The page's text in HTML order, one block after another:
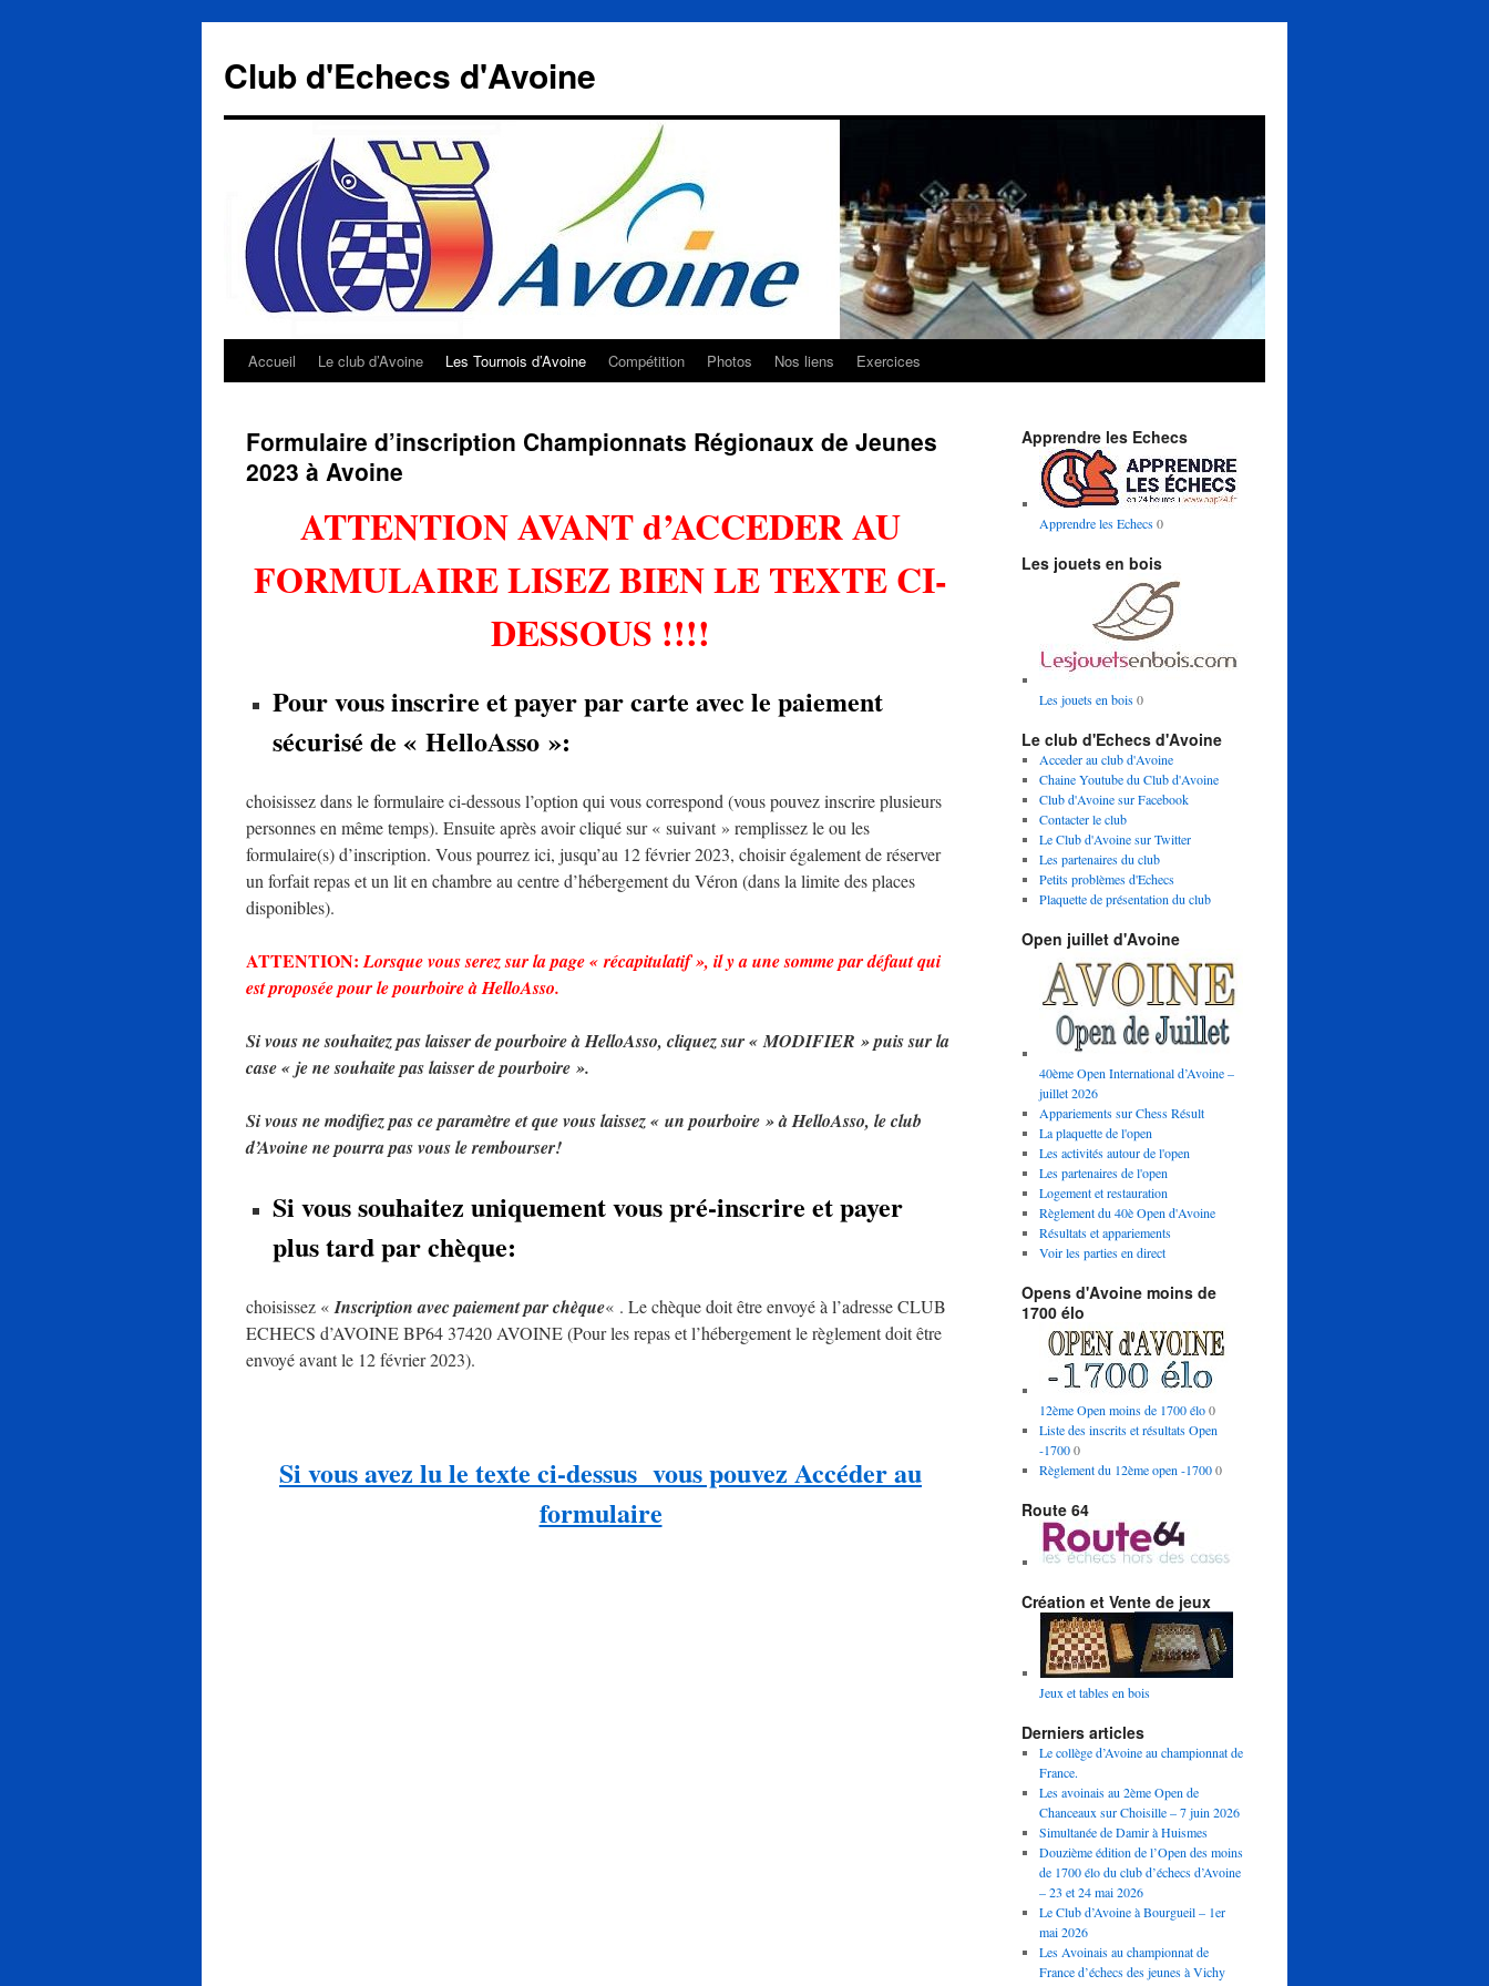
contenu
Club d'Echecs d'Avoine
Accueil Le club d’Avoine Les Tournois d’Avoine Compétition Photos Nos liens Exercices
Formulaire d’inscription Championnats Régionaux de Jeunes
2023 à Avoine
ATTENTION AVANT d’ACCEDER AU
FORMULAIRE LISEZ BIEN LE TEXTE CI-
DESSOUS !!!!
Pour vous inscrire et payer par carte avec le paiement
sécurisé de « HelloAsso »:
choisissez dans le formulaire ci-dessous l’option qui vous correspond (vous pouvez inscrire plusieurs
personnes en même temps). Ensuite après avoir cliqué sur « suivant » remplissez le ou les
formulaire(s) d’inscription. Vous pourrez ici, jusqu’au 12 février 2023, choisir également de réserver
un forfait repas et un lit en chambre au centre d’hébergement du Véron (dans la limite des places
disponibles).
ATTENTION: Lorsque vous serez sur la page « récapitulatif », il y a une somme par défaut qui
est proposée pour le pourboire à HelloAsso.
Si vous ne souhaitez pas laisser de pourboire à HelloAsso, cliquez sur « MODIFIER » puis sur la
case « je ne souhaite pas laisser de pourboire ».
Si vous ne modifiez pas ce paramètre et que vous laissez « un pourboire » à HelloAsso, le club
d’Avoine ne pourra pas vous le rembourser!
Si vous souhaitez uniquement vous pré-inscrire et payer
plus tard par chèque:
choisissez « Inscription avec paiement par chèque« . Le chèque doit être envoyé à l’adresse CLUB
ECHECS d’AVOINE BP64 37420 AVOINE (Pour les repas et l’hébergement le règlement doit être
envoyé avant le 12 février 2023).
Si vous avez lu le texte ci-dessus vous pouvez Accéder au
formulaire
Apprendre les Echecs
Apprendre les Echecs0
Les jouets en bois
Les jouets en bois0
Le club d'Echecs d'Avoine
Acceder au club d'Avoine
Chaine Youtube du Club d'Avoine
Club d'Avoine sur Facebook
Contacter le club
Le Club d'Avoine sur Twitter
Les partenaires du club
Petits problèmes d'Echecs
Plaquette de présentation du club
Open juillet d'Avoine
40ème Open International d’Avoine –
juillet 2026
Appariements sur Chess Résult
La plaquette de l'open
Les activités autour de l'open
Les partenaires de l'open
Logement et restauration
Règlement du 40è Open d'Avoine
Résultats et appariements
Voir les parties en direct
Opens d'Avoine moins de
1700 élo
12ème Open moins de 1700 élo0
Liste des inscrits et résultats Open
-17000
Règlement du 12ème open -17000
Route 64
Création et Vente de jeux
Jeux et tables en bois
Derniers articles
Le collège d’Avoine au championnat de
France.
Les avoinais au 2ème Open de
Chanceaux sur Choisille – 7 juin 2026
Simultanée de Damir à Huismes
Douzième édition de l’Open des moins
de 1700 élo du club d’échecs d’Avoine
– 23 et 24 mai 2026
Le Club d’Avoine à Bourgueil – 1er
mai 2026
Les Avoinais au championnat de
France d’échecs des jeunes à Vichy